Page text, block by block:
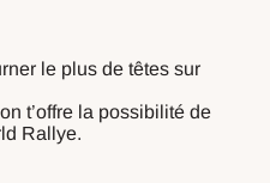
le plus de têtes sur
t’offre la possibilité de
Rallye.